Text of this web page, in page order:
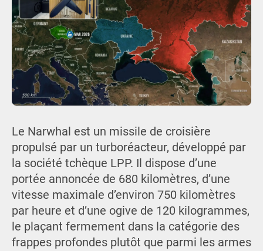
Le Narwhal est un missile de croisière
propulsé par un turboréacteur, développé par
la société tchèque LPP. Il dispose d’une
portée annoncée de 680 kilomètres, d’une
vitesse maximale d’environ 750 kilomètres
par heure et d’une ogive de 120 kilogrammes,
le plaçant fermement dans la catégorie des
frappes profondes plutôt que parmi les armes